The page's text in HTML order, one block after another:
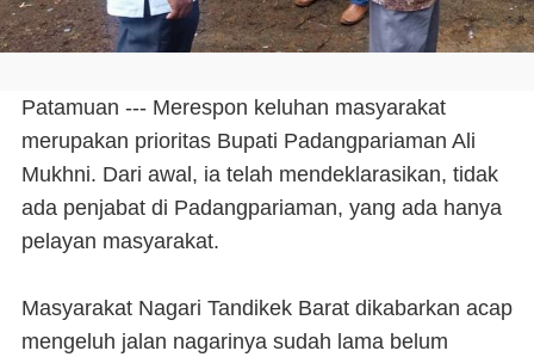
Patamuan --- Merespon keluhan masyarakat
merupakan prioritas Bupati Padangpariaman Ali
Mukhni. Dari awal, ia telah mendeklarasikan, tidak
ada penjabat di Padangpariaman, yang ada hanya
pelayan masyarakat.
Masyarakat Nagari Tandikek Barat dikabarkan acap
mengeluh jalan nagarinya sudah lama belum